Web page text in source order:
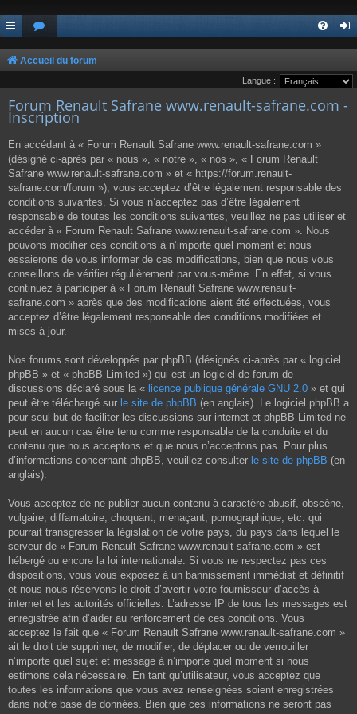
Accueil du forum
Langue :
Forum Renault Safrane www.renault-safrane.com -
Inscription
En accédant à « Forum Renault Safrane www.renault-safrane.com »
(désigné ci-après par « nous », « notre », « nos », « Forum Renault
Safrane www.renault-safrane.com » et « https://forum.renault-
safrane.com/forum »), vous acceptez d’être légalement responsable des
conditions suivantes. Si vous n’acceptez pas d’être légalement
responsable de toutes les conditions suivantes, veuillez ne pas utiliser et
accéder à « Forum Renault Safrane www.renault-safrane.com ». Nous
pouvons modifier ces conditions à n’importe quel moment et nous
essaierons de vous informer de ces modifications, bien que nous vous
conseillons de vérifier régulièrement par vous-même. En effet, si vous
continuez à participer à « Forum Renault Safrane www.renault-
safrane.com » après que des modifications aient été effectuées, vous
acceptez d’être légalement responsable des conditions modifiées et
mises à jour.
Nos forums sont développés par phpBB (désignés ci-après par « logiciel
phpBB » et « phpBB Limited ») qui est un logiciel de forum de
discussions déclaré sous la « licence publique générale GNU 2.0 » et qui
peut être téléchargé sur le site de phpBB (en anglais). Le logiciel phpBB a
pour seul but de faciliter les discussions sur internet et phpBB Limited ne
peut en aucun cas être tenu comme responsable de la conduite et du
contenu que nous acceptons et que nous n’acceptons pas. Pour plus
d’informations concernant phpBB, veuillez consulter le site de phpBB (en
anglais).
Vous acceptez de ne publier aucun contenu à caractère abusif, obscène,
vulgaire, diffamatoire, choquant, menaçant, pornographique, etc. qui
pourrait transgresser la législation de votre pays, du pays dans lequel le
serveur de « Forum Renault Safrane www.renault-safrane.com » est
hébergé ou encore la loi internationale. Si vous ne respectez pas ces
dispositions, vous vous exposez à un bannissement immédiat et définitif
et nous nous réservons le droit d’avertir votre fournisseur d’accès à
internet et les autorités officielles. L’adresse IP de tous les messages est
enregistrée afin d’aider au renforcement de ces conditions. Vous
acceptez le fait que « Forum Renault Safrane www.renault-safrane.com »
ait le droit de supprimer, de modifier, de déplacer ou de verrouiller
n’importe quel sujet et message à n’importe quel moment si nous
estimons cela nécessaire. En tant qu’utilisateur, vous acceptez que
toutes les informations que vous avez renseignées soient enregistrées
dans notre base de données. Bien que ces informations ne seront pas